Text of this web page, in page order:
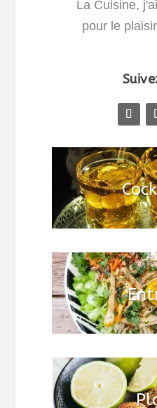
La Cuisine,
pour le